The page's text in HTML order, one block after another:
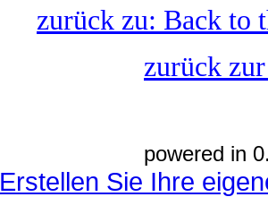
zurück zu: Back to
zurück
powered in
Erstellen Sie Ihre